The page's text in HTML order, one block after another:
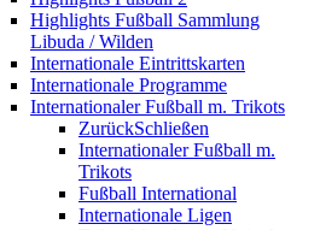
Highlights Fußball Sammlung
Libuda / Wilden
Internationale Eintrittskarten
Internationale Programme
Internationaler Fußball m. Trikots
ZurückSchließen
Internationaler Fußball m.
Trikots
Fußball International
Internationale Ligen